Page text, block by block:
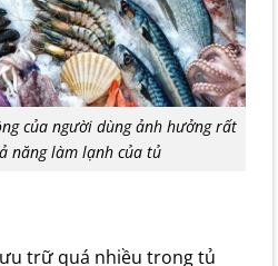
của người dùng ảnh hưởng rất
năng làm lạnh của tủ
trữ quá nhiều trong tủ